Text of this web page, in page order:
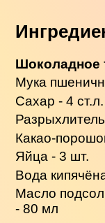
Шоколадное
Мука
Сахар - 4 ст.л.
Какао-
Яйца - 3 шт.
Вода
Масло
- 80 мл